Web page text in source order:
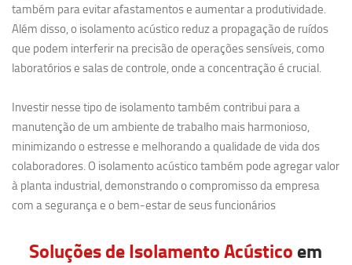
também para evitar afastamentos e aumentar a produtividade.
Além disso, o isolamento acústico reduz a propagação de ruídos
que podem interferir na precisão de operações sensíveis, como
laboratórios e salas de controle, onde a concentração é crucial.
Investir nesse tipo de isolamento também contribui para a
manutenção de um ambiente de trabalho mais harmonioso,
minimizando o estresse e melhorando a qualidade de vida dos
colaboradores. O isolamento acústico também pode agregar valor
à planta industrial, demonstrando o compromisso da empresa
com a segurança e o bem-estar de seus funcionários
Soluções de Isolamento Acústico em